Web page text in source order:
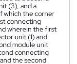
(3), and a
which the corner
connecting
wherein the first
unit (1) and
module unit
connecting
the second